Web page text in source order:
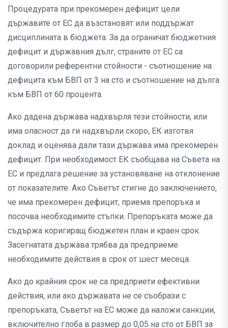
Процедурата при прекомерен дефицит цели
държавите от ЕС да възстановят или поддържат
дисциплината в бюджета. За да ограничат бюджетния
дефицит и държавния дълг, страните от ЕС са
договорили референтни стойности - съотношение на
дефицита към БВП от 3 на сто и съотношение на дълга
към БВП от 60 процента.
Ако дадена държава надхвърля тези стойности, или
има опасност да ги надхвърли скоро, ЕК изготвя
доклад и оценява дали тази държава има прекомерен
дефицит. При необходимост ЕК съобщава на Съвета на
ЕС и предлага решение за установяване на отклонение
от показателите. Ако Съветът стигне до заключението,
че има прекомерен дефицит, приема препоръка и
посочва необходимите стъпки. Препоръката може да
съдържа коригиращ бюджетен план и краен срок.
Засегнатата държава трябва да предприеме
необходимите действия в срок от шест месеца.
Ако до крайния срок не са предприети ефективни
действия, или ако държавата не се съобрази с
препоръката, Съветът на ЕС може да наложи санкции,
включително глоба в размер до 0,05 на сто от БВП за